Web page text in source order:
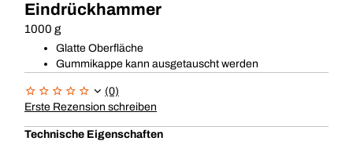
Eindrückhammer
1000 g
Glatte Oberfläche
Gummikappe kann ausgetauscht werden
(0)
Erste Rezension schreiben
Technische Eigenschaften